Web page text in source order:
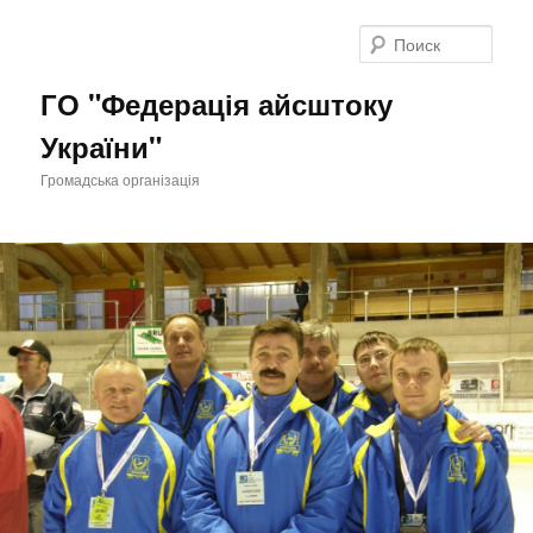
ГО "Федерація айсштоку
України"
Громадська організація